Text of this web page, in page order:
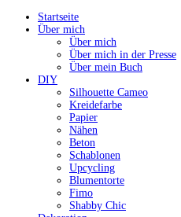
Startseite
Über mich
Über mich
Über mich in der Presse
Über mein Buch
DIY
Silhouette Cameo
Kreidefarbe
Papier
Nähen
Beton
Schablonen
Upcycling
Blumentorte
Fimo
Shabby Chic